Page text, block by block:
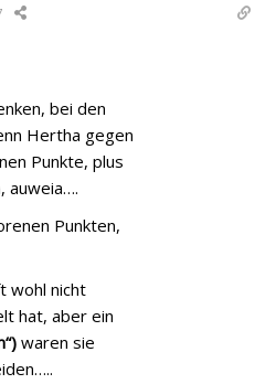
bei den
Hertha gegen
Punkte, plus
auweia….
Punkten,
wohl nicht
hat, aber ein
waren sie